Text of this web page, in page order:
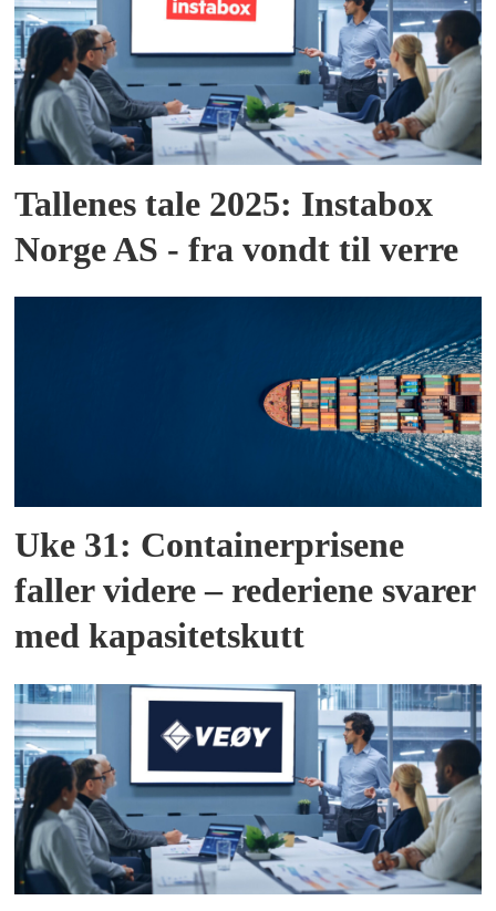
Tallenes tale 2025: Instabox
Norge AS - fra vondt til verre
Uke 31: Containerprisene
faller videre – rederiene svarer
med kapasitetskutt